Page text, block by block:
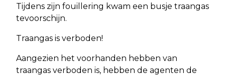
Tijdens zijn fouillering kwam een busje traangas
tevoorschijn.
Traangas is verboden!
Aangezien het voorhanden hebben van
traangas verboden is, hebben de agenten de